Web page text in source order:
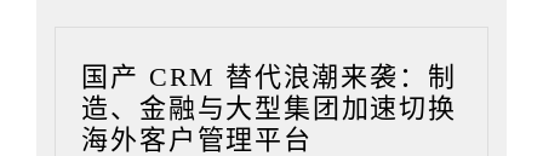
国产 CRM 替代浪潮来袭：制
造、金融与大型集团加速切换
海外客户管理平台